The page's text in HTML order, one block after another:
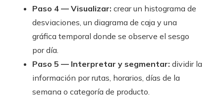
Paso 4 — Visualizar: crear un histograma de
desviaciones, un diagrama de caja y una
gráfica temporal donde se observe el sesgo
por día.
Paso 5 — Interpretar y segmentar: dividir la
información por rutas, horarios, días de la
semana o categoría de producto.